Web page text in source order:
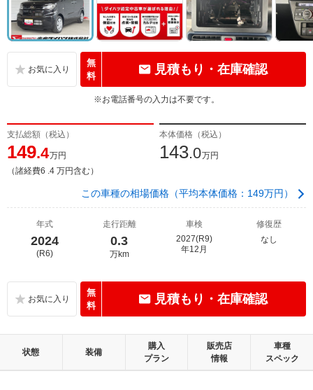
無
料
見積もり・在庫確認
※お電話番号の入力は不要です。
支払総額（税込）
149.4万円
（諸経費6 .4 万円含む）
本体価格（税込）
143.0万円
この車種の相場価格（平均本体価格：149万円）
年式
2024
(R6)
走行距離
0.3
万km
車検
2027(R9)
年12月
修復歴
なし
無
料
見積もり・在庫確認
状態 装備
購入
プラン
販売店
情報
車種
スペック